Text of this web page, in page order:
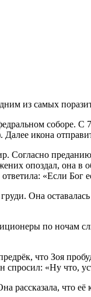
из самых
икона
Согласно
опоздал, она
«Если Бог
Она
по
что Зоя
«Ну что,
рассказала, что